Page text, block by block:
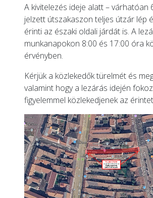
A kivitelezés ideje alatt – várhatóan
jelzett útszakaszon teljes útzár lép
érinti az északi oldali járdát is. A
munkanapokon 8:00 és 17:00 óra
érvényben.
Kérjük a közlekedők türelmét és
valamint hogy a lezárás idején
figyelemmel közlekedjenek az